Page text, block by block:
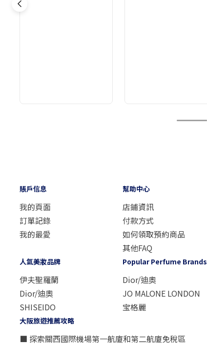
1
賬戶信息
我的頁面
訂單記錄
我的最愛
幫助中心
店鋪資訊
付款方式
如何領取預約商品
其他FAQ
人氣美妝品牌
伊夫聖羅蘭
Dior/迪奧
SHISEIDO
Popular Perfume Brands
Dior/迪奧
JO MALONE LONDON
宝格麗
大阪旅遊推薦攻略
■ 探索關西國際機場第一航廈和第二航廈免稅區